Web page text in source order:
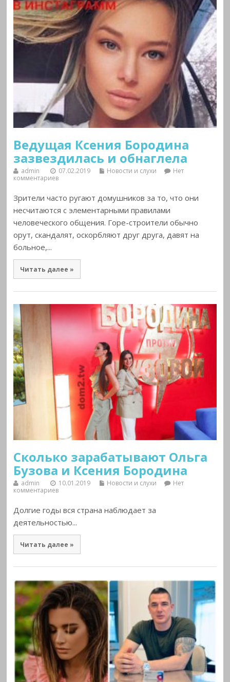
Ведущая Ксения Бородина
зазвездилась и обнаглела
admin 07.02.2019 Новости и слухи
Нет
комментариев
Зрители часто ругают домушников за то, что они
несчитаются с элементарными правилами
человеческого общения. Горе-строители обычно
орут, скандалят, оскорбляют друг друга, давят на
больное,...
Читать далее »
Сколько зарабатывают Ольга
Бузова и Ксения Бородина
admin 10.01.2019 Новости и слухи
Нет
комментариев
Долгие годы вся страна наблюдает за
деятельностью...
Читать далее »